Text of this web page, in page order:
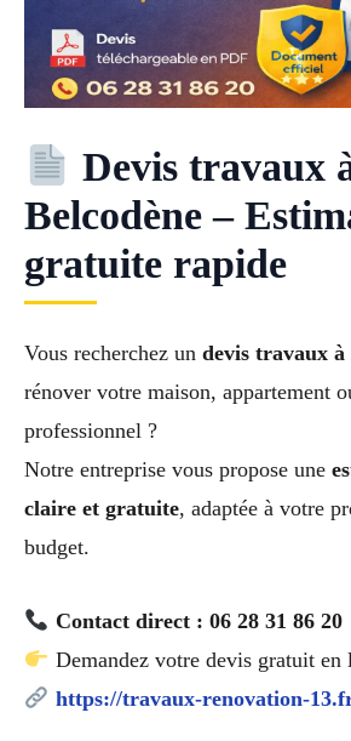
Devis travaux
Belcodène –
gratuite rapide
Vous recherchez un devis travaux à
rénover votre maison, appartement
professionnel ?
Notre entreprise vous propose une
claire et gratuite, adaptée à votre
budget.
Contact direct : 06 28 31 86 20
Demandez votre devis gratuit en
https://travaux-renovation-